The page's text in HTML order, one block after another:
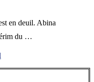
en deuil. Abina
du …